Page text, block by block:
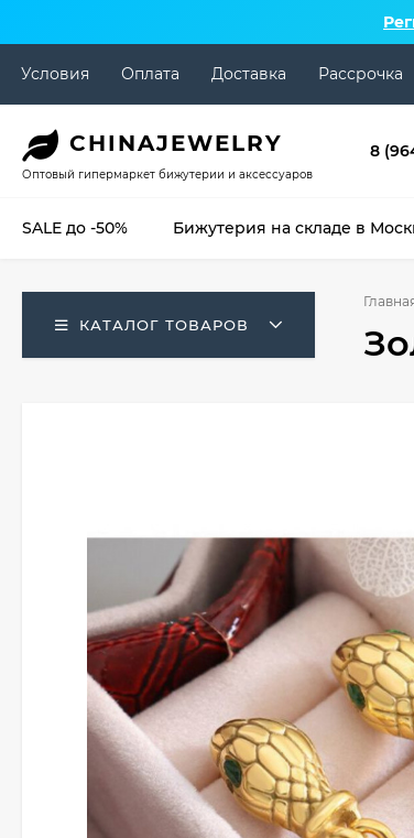
Условия Оплата Доставка Рассрочка
CHINAJEWELRY
Оптовый гипермаркет бижутерии и аксессуаров
8
SALE до -50% Бижутерия на складе в
КАТАЛОГ ТОВАРОВ